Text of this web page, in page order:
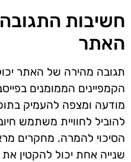
חשיבות
האתר
תגובה מהירה של האתר
הקמפיינים הממומנים
מודעה ומצפה להעמיק
להוביל לחוויית משתמש
הסיכוי להמרה. מחקרים
שנייה אחת יכול להקטין